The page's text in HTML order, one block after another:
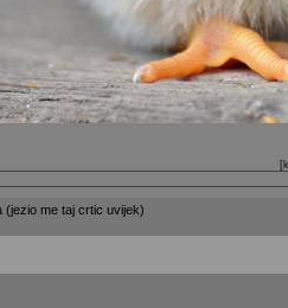
(jezio me taj crtic uvijek)